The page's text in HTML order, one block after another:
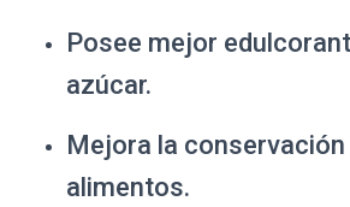
Posee mejor
azúcar.
Mejora la conservación
alimentos.